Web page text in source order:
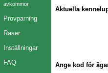
avkommor
Provparning
Raser
Inställningar
FAQ
Aktuella
Ange kod för